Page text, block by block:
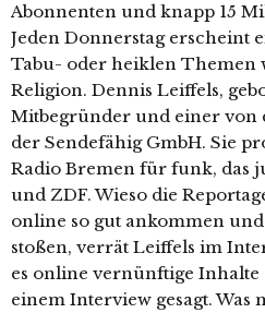
Abonnenten und knapp 15
Jeden Donnerstag erscheint
Tabu- oder heiklen Themen
Religion. Dennis Leiffels,
Mitbegründer und einer von
der Sendefähig GmbH. Sie
Radio Bremen für funk, das
und ZDF. Wieso die
online so gut ankommen
stoßen, verrät Leiffels im
es online vernünftige Inhalte
einem Interview gesagt. Was